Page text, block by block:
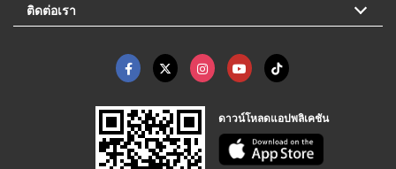
ติดต่อเรา
ดาวน์โหลดแอปพลิเคชัน